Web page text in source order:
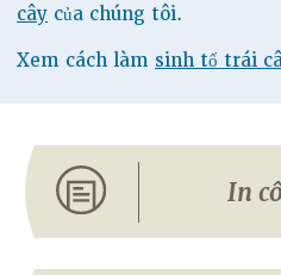
cây của chúng tôi.
Xem cách làm sinh tố trái
In